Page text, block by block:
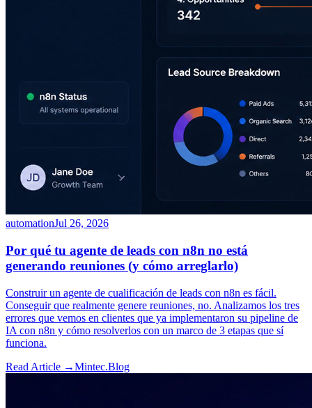
automationJul 26, 2026
Por qué tu agente de leads con n8n no está
generando reuniones (y cómo arreglarlo)
Construir un agente de cualificación de leads con n8n es fácil.
Conseguir que realmente genere reuniones, no. Analizamos los tres
errores que vemos en clientes que ya implementaron su pipeline de
IA con n8n y cómo resolverlos con un marco de 3 etapas que sí
funciona.
Read Article →Mintec.Blog